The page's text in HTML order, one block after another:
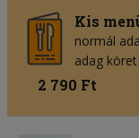
Kis
normál
adag
2 790 Ft